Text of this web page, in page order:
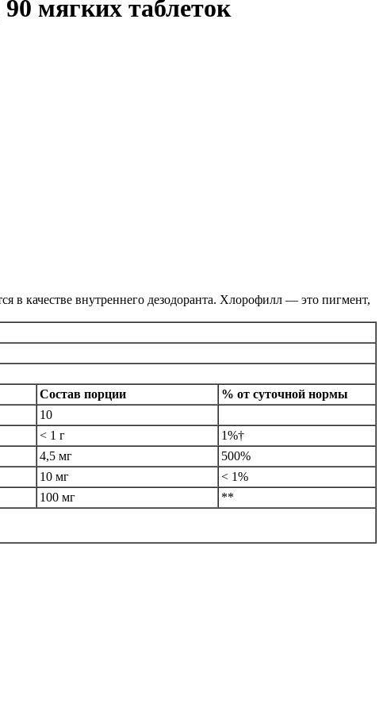
мягких таблеток
в качестве внутреннего дезодоранта. Хлорофилл — это пигмент,
Состав порции
% от суточной нормы
10
< 1 г
1%†
4,5 мг
500%
10 мг
< 1%
100 мг
**